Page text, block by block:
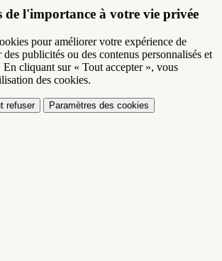
de l'importance à votre vie privée
pour améliorer votre expérience de
publicités ou des contenus personnalisés et
cliquant sur « Tout accepter », vous
des cookies.
refuser Paramètres des cookies